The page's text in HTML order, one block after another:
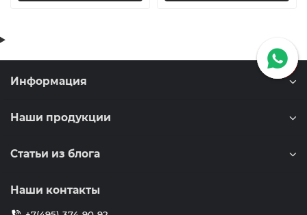
Информация
Наши продукции
Статьи из блога
Наши контакты